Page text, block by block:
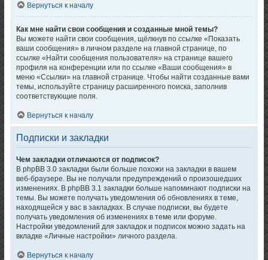
Вернуться к началу
Как мне найти свои сообщения и созданные мной темы?
Вы можете найти свои сообщения, щёлкнув по ссылке «Показать
ваши сообщения» в личном разделе на главной странице, по
ссылке «Найти сообщения пользователя» на странице вашего
профиля на конференции или по ссылке «Ваши сообщения» в
меню «Ссылки» на главной странице. Чтобы найти созданные вами
темы, используйте страницу расширенного поиска, заполнив
соответствующие поля.
Вернуться к началу
Подписки и закладки
Чем закладки отличаются от подписок?
В phpBB 3.0 закладки были больше похожи на закладки в вашем
веб-браузере. Вы не получали предупреждений о произошедших
изменениях. В phpBB 3.1 закладки больше напоминают подписки на
темы. Вы можете получать уведомления об обновлениях в теме,
находящейся у вас в закладках. В случае подписки, вы будете
получать уведомления об изменениях в теме или форуме.
Настройки уведомлений для закладок и подписок можно задать на
вкладке «Личные настройки» личного раздела.
Вернуться к началу